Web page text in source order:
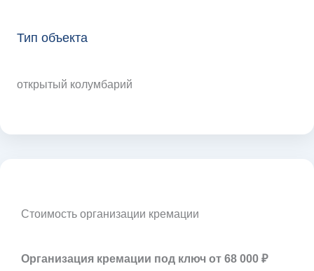
Тип объекта
открытый колумбарий
Стоимость организации кремации
Организация кремации под ключ от 68 000 ₽